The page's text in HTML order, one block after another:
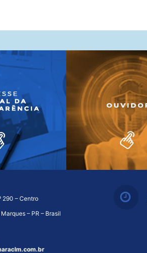
290 – Centro
– PR – Brasil